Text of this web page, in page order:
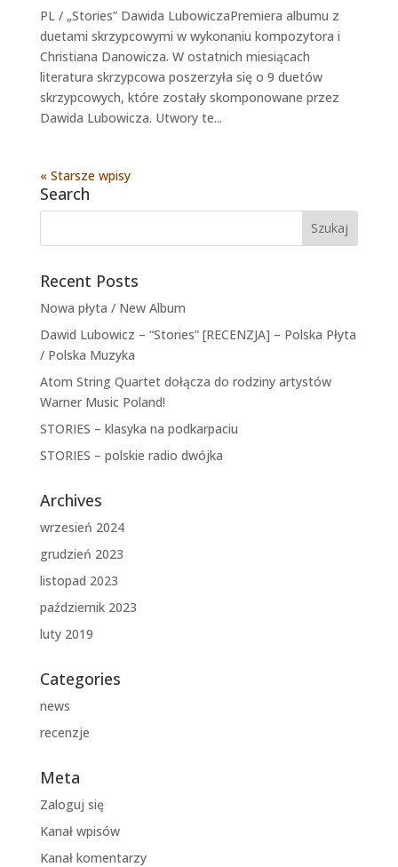
PL / „Stories” Dawida LubowiczaPremiera albumu z
duetami skrzypcowymi w wykonaniu kompozytora i
Christiana Danowicza. W ostatnich miesiącach
literatura skrzypcowa poszerzyła się o 9 duetów
skrzypcowych, które zostały skomponowane przez
Dawida Lubowicza. Utwory te...
« Starsze wpisy
Search
Recent Posts
Nowa płyta / New Album
Dawid Lubowicz – “Stories” [RECENZJA] – Polska Płyta
/ Polska Muzyka
Atom String Quartet dołącza do rodziny artystów
Warner Music Poland!
STORIES – klasyka na podkarpaciu
STORIES – polskie radio dwójka
Archives
wrzesień 2024
grudzień 2023
listopad 2023
październik 2023
luty 2019
Categories
news
recenzje
Meta
Zaloguj się
Kanał wpisów
Kanał komentarzy